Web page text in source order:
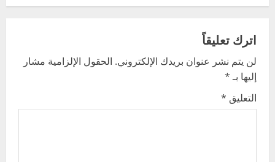
n
a
v
i
g
اترك تعليقاً
لن يتم نشر عنوان بريدك الإلكتروني. الحقول الإلزامية مشار
إليها بـ*
التعليق *